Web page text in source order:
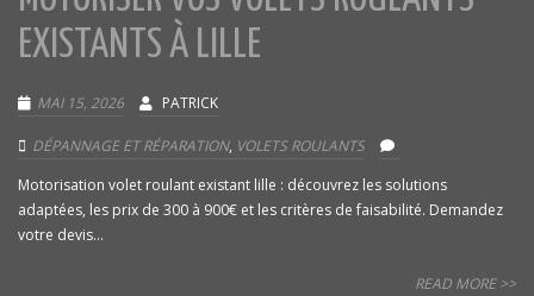
EXISTANTS À LILLE
MAI 15, 2026 PATRICK
DÉPANNAGE ET RÉPARATION, VOLETS ROULANTS
Motorisation volet roulant existant lille : découvrez les solutions
adaptées, les prix de 300 à 900€ et les critères de faisabilité. Demandez
votre devis...
READ MORE >>